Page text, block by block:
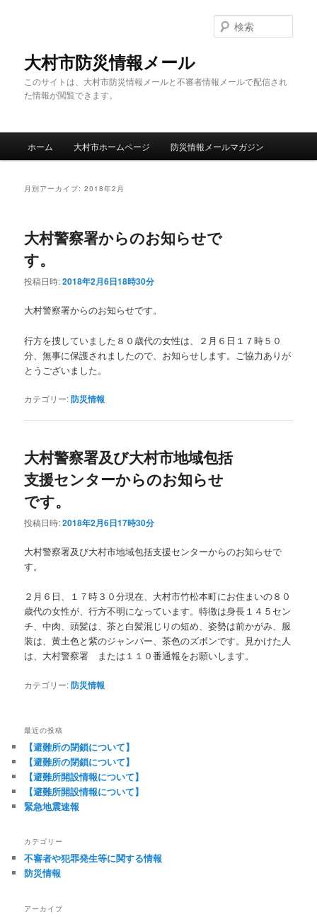
大村市防災情報メール
このサイトは、大村市防災情報メールと不審者情報メールで配信され
た情報が閲覧できます。
索
ホーム 大村市ホームページ 防災情報メールマガジン
月別アーカイブ:2018年2月
大村警察署からのお知らせで
す。
投稿日時:2018年2月6日18時30分
大村警察署からのお知らせです。
行方を捜していました８０歳代の女性は、２月６日１７時５０
分、無事に保護されましたので、お知らせします。ご協力ありが
とうございました。
カテゴリー:防災情報
大村警察署及び大村市地域包括
支援センターからのお知らせ
です。
投稿日時:2018年2月6日17時30分
大村警察署及び大村市地域包括支援センターからのお知らせで
す。
２月６日、１７時３０分現在、大村市竹松本町にお住まいの８０
歳代の女性が、行方不明になっています。特徴は身長１４５セン
チ、中肉、頭髪は、茶と白髪混じりの短め、姿勢は前かがみ、服
装は、黄土色と紫のジャンパー、茶色のズボンです。見かけた人
は、大村警察署 または１１０番通報をお願いします。
カテゴリー:防災情報
最近の投稿
【避難所の閉鎖について】
【避難所の閉鎖について】
【避難所開設情報について】
【避難所開設情報について】
緊急地震速報
カテゴリー
不審者や犯罪発生等に関する情報
防災情報
アーカイブ